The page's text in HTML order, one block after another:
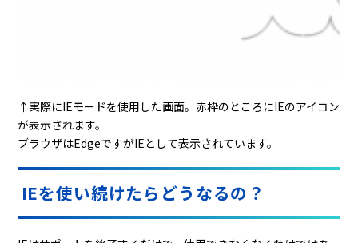
↑実際にIEモードを使用した画面。赤枠のところにIEのアイコン
が表示されます。
ブラウザはEdgeですがIEとして表示されています。
IEを使い続けたらどうなるの？